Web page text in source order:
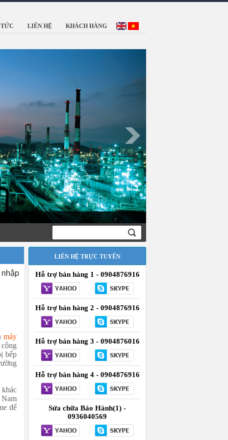
LIÊN HỆ KHÁCH HÀNG
máy
bếp
khác
để
LIÊN HỆ TRỰC TUYẾN
Hỗ trợ bán hàng 1 - 0904876916
Hỗ trợ bán hàng 2 - 0904876916
Hỗ trợ bán hàng 3 - 0904876016
Hỗ trợ bán hàng 4 - 0904876916
Sửa chữa Bảo Hành(1) -
0936040569